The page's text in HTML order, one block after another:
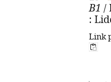
B1 /
:
Link